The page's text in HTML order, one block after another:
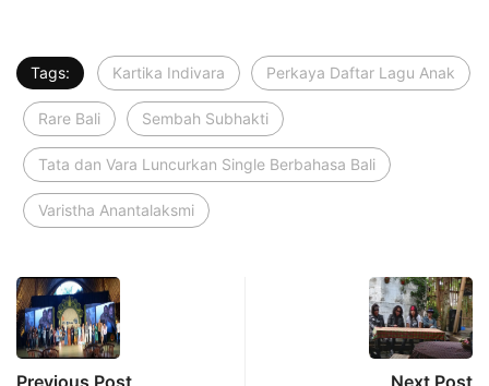
Tags: Kartika Indivara Perkaya Daftar Lagu Anak
Rare Bali Sembah Subhakti
Tata dan Vara Luncurkan Single Berbahasa Bali
Varistha Anantalaksmi